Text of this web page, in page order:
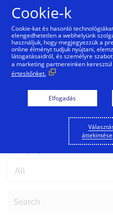
Visa
és
kereskedelmet és
Cookie-k
Cookie-kat és hasonló
elengedhetetlen a webhelyünk
használjuk, hogy megjegyezzük a
online élményt tudjuk nyújtani,
látogatásaidról, és személyre
a marketing partnereinken
értesítőnket.
Elfogadás
áttekintése